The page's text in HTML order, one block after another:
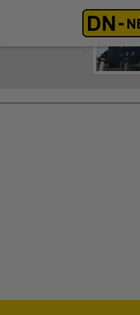
Previous